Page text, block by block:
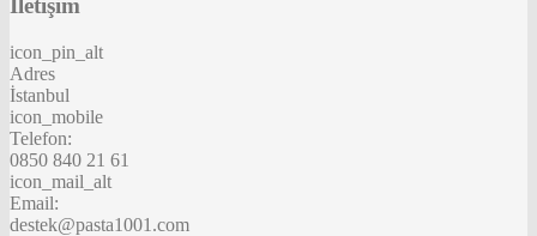
İletişim
icon_pin_alt
Adres
İstanbul
icon_mobile
Telefon:
0850 840 21 61
icon_mail_alt
Email:
destek@pasta1001.com